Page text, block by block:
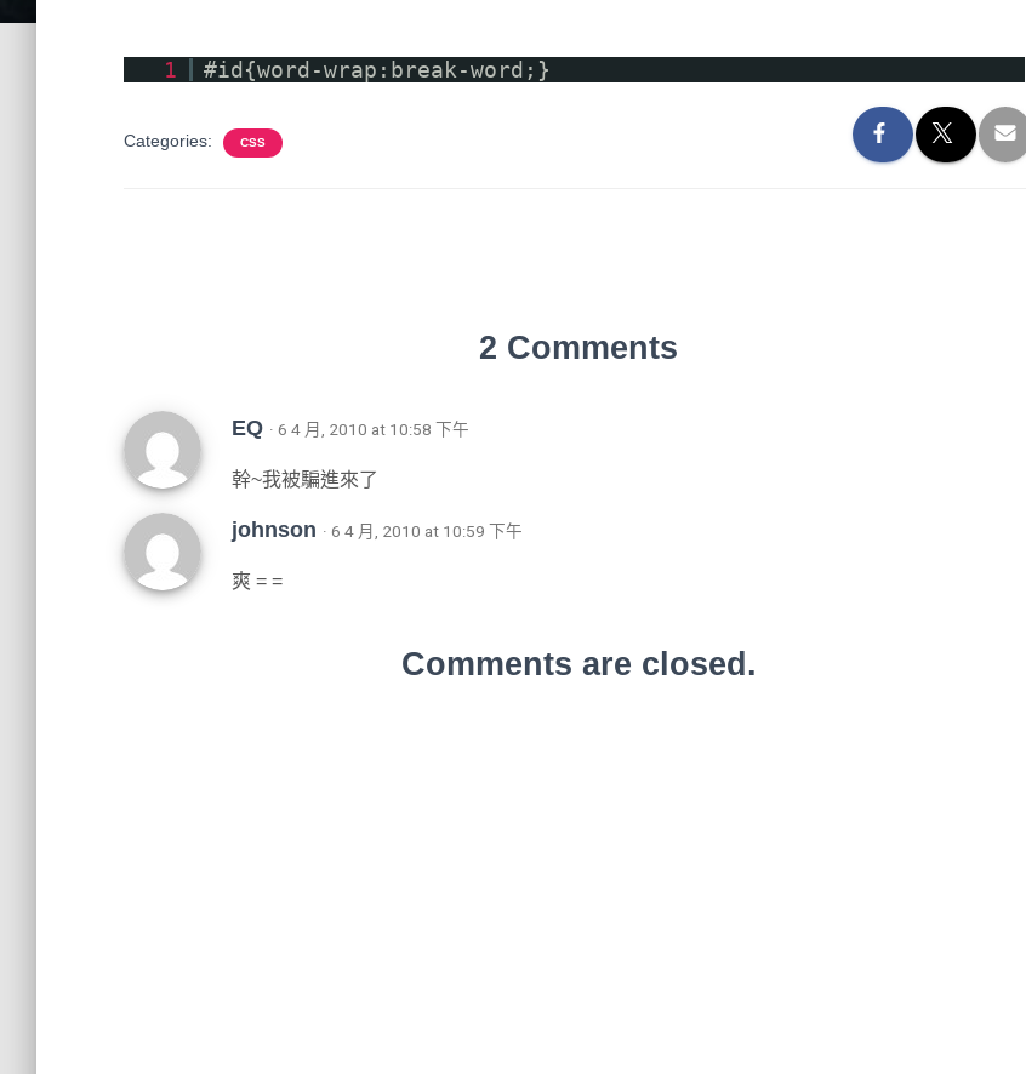
1 #id{word-wrap:break-word;}
Categories: CSS
2 Comments
EQ · 6 4 月, 2010 at 10:58 下午
幹~我被騙進來了
johnson · 6 4 月, 2010 at 10:59 下午
爽 = =
Comments are closed.